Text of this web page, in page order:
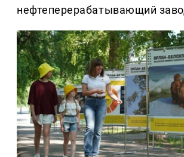
нефтеперерабатывающий